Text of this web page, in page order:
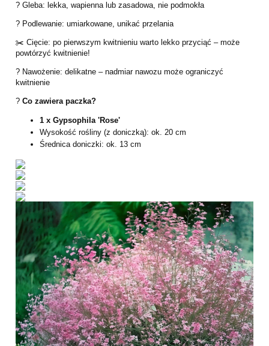
? Gleba: lekka, wapienna lub zasadowa, nie podmokła
? Podlewanie: umiarkowane, unikać przelania
✂️ Cięcie: po pierwszym kwitnieniu warto lekko przyciąć – może
powtórzyć kwitnienie!
? Nawożenie: delikatne – nadmiar nawozu może ograniczyć
kwitnienie
? Co zawiera paczka?
1 x Gypsophila 'Rose'
Wysokość rośliny (z doniczką): ok. 20 cm
Średnica doniczki: ok. 13 cm